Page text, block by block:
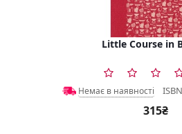
Little Course in
Немає в наявності
315₴